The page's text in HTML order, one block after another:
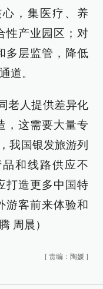
，集医疗、养
性产业园区；对
多层监管，降低
道。
老人提供差异化
，这需要大量专
我国银发旅游列
和线路供应不
打造更多中国特
游客前来体验和
周晨）
[ 责编：陶媛 ]